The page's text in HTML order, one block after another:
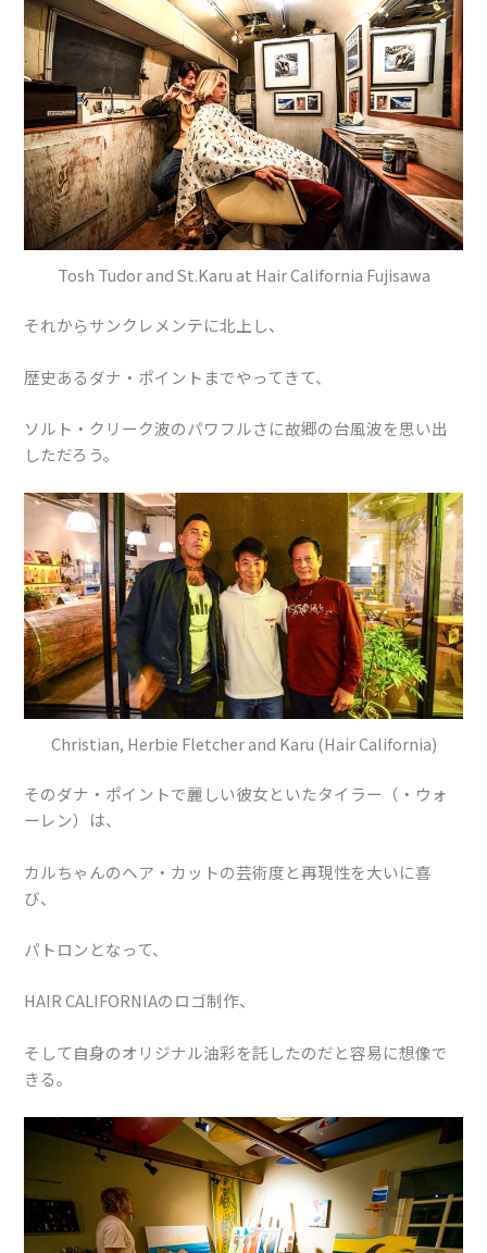
Tosh Tudor and St.Karu at Hair California Fujisawa
それからサンクレメンテに北上し、
歴史あるダナ・ポイントまでやってきて、
ソルト・クリーク波のパワフルさに故郷の台風波を思い出
しただろう。
Christian, Herbie Fletcher and Karu (Hair California)
そのダナ・ポイントで麗しい彼女といたタイラー（・ウォ
ーレン）は、
カルちゃんのヘア・カットの芸術度と再現性を大いに喜
び、
パトロンとなって、
HAIR CALIFORNIAのロゴ制作、
そして自身のオリジナル油彩を託したのだと容易に想像で
きる。